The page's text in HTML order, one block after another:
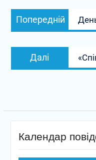
Навігація
записів
Попередній
Далі
Календар